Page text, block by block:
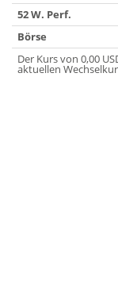
52 W. Perf.
Börse
Der Kurs von 0,00
aktuellen